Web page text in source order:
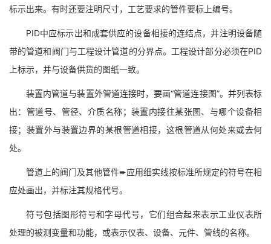
标示出来。有时还要注明尺寸，工艺要求的管件要标上编号。
PID中应标示出和成套供应的设备相接的连结点，并注明设备随
带的管道和阀门与工程设计管道的分界点。工程设计部分必须在PID
上标示，并与设备供货的图纸一致。
装置内管道与装置外管道连接时，要画“管道连接图”。并列表标
出：管道号、管径、介质名称；装置内接往某张图、与哪个设备相
接；装置外与装置边界的某根管道相接，这根管道从何处来或去何
处。
管道上的阀门及其他管件➨应用细实线按标准所规定的符号在相
应处画出，并标注其规格代号。
符号包括图形符号和字母代号，它们组合起来表示工业仪表所
处理的被测变量和功能，或表示仪表、设备、元件、管线的名称。